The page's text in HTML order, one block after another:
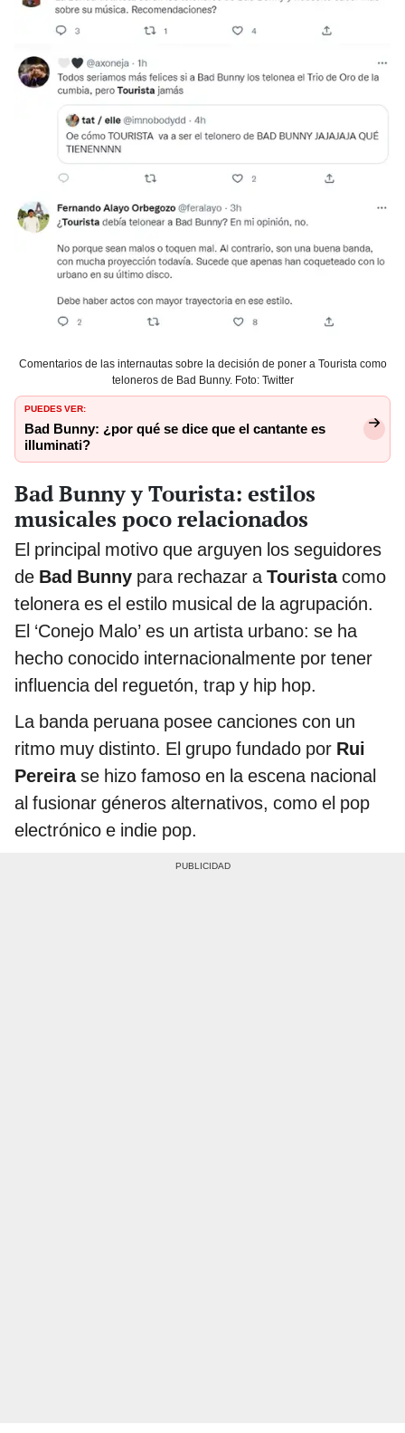
Comentarios de las internautas sobre la decisión de poner a Tourista como
teloneros de Bad Bunny. Foto: Twitter
PUEDES VER:
Bad Bunny: ¿por qué se dice que el cantante es
illuminati?
Bad Bunny y Tourista: estilos
musicales poco relacionados
El principal motivo que arguyen los seguidores
de Bad Bunny para rechazar a Touristacomo
telonera es el estilo musical de la agrupación.
El ‘Conejo Malo’ es un artista urbano: se ha
hecho conocido internacionalmente por tener
influencia del reguetón, trap y hip hop.
La banda peruana posee canciones con un
ritmo muy distinto. El grupo fundado por Rui
Pereirase hizo famoso en la escena nacional
al fusionar géneros alternativos, como el pop
electrónico e indie pop.